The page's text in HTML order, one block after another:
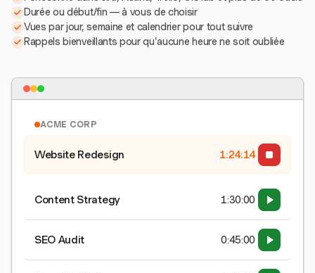
Durée ou début/fin — à vous de choisir
Vues par jour, semaine et calendrier pour tout suivre
Rappels bienveillants pour qu'aucune heure ne soit oubliée
ACME CORP
Website Redesign 1:24:15
Content Strategy 1:30:00
SEO Audit 0:45:00